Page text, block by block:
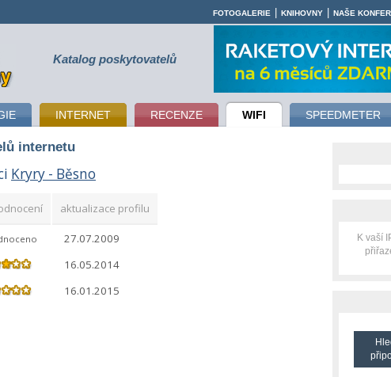
Katalog poskytovatelů
INTERNET RECENZE WIFI SPEEDMETER
FOTOGALERIE KNIHOVNY NAŠE
internetu
Kryry - Běsno
aktualizace profilu
27.07.2009
16.05.2014
16.01.2015
K vaší